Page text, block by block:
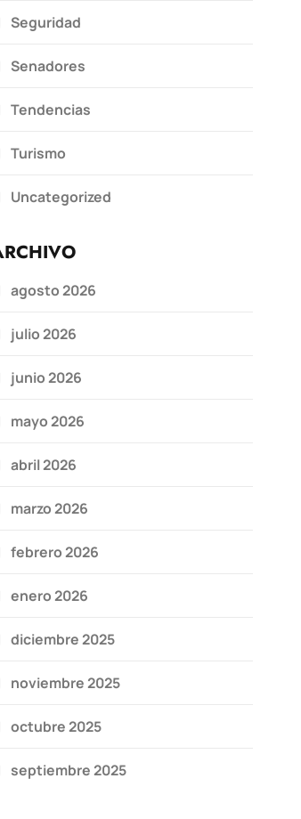
Seguridad
Senadores
Tendencias
Turismo
Uncategorized
agosto 2026
julio 2026
junio 2026
mayo 2026
abril 2026
marzo 2026
febrero 2026
enero 2026
diciembre 2025
noviembre 2025
octubre 2025
septiembre 2025